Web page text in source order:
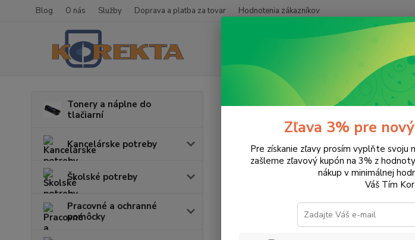
Blog O nás Služby Doprava a platba za tovar Hodnotenia zákazníkov
Tonery a náplne do
tlačiarní
Kancelárske potreby
Školské potreby
Pracovné a ochranné
pomôcky
Tonery a náplne do tlačiarní LEXMARK
V tejto kategórii nebol nájdený žiadny tovar.
Zľava 3% pre
Pre získanie zľavy prosím vyplňte svoju
zašleme zľavový kupón na 3% z
nákup v minimálnej
Váš Tím